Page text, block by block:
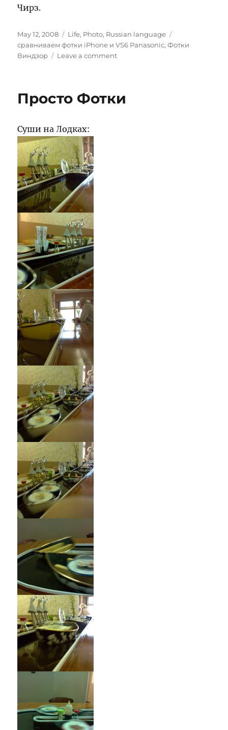
Чирз.
Posted
on
May 12, 2008 Categories
Life, Photo, Russian language
сравниваем фотки iPhone и VS6 Panasonic,Фотки
Виндзор
Leave a commenton
Просто Фотки
Суши на Лодках: